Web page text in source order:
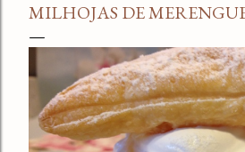
MILHOJAS DE